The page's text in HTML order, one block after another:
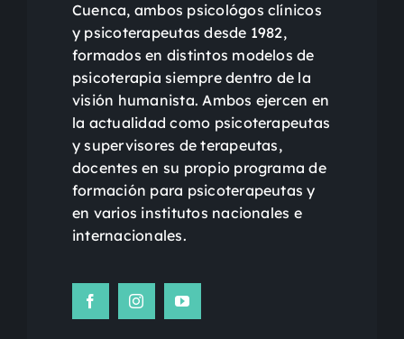
Cuenca, ambos psicológos clínicos
y psicoterapeutas desde 1982,
formados en distintos modelos de
psicoterapia siempre dentro de la
visión humanista. Ambos ejercen en
la actualidad como psicoterapeutas
y supervisores de terapeutas,
docentes en su propio programa de
formación para psicoterapeutas y
en varios institutos nacionales e
internacionales.